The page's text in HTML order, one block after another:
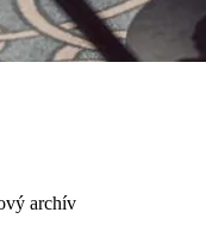
archív